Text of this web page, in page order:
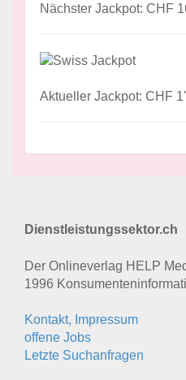
Nächster Jackpot: CHF
Aktueller Jackpot: CHF
Dienstleistungssektor.ch
Der Onlineverlag HELP
1996
Kontakt, Impressum
offene Jobs
Letzte Suchanfragen